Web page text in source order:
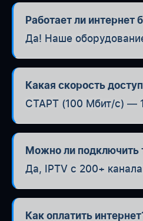
Работает ли интернет
Да! Наше
Какая скорость
СТАРТ (100 Мбит/с) —
Можно ли подключить
Да, IPTV с 200+
Как оплатить